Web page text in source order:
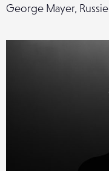
George Mayer, Russie